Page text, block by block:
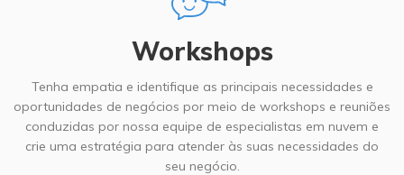
Workshops
Tenha empatia e identifique as principais necessidades e
oportunidades de negócios por meio de workshops e reuniões
conduzidas por nossa equipe de especialistas em nuvem e
crie uma estratégia para atender às suas necessidades do
seu negócio.